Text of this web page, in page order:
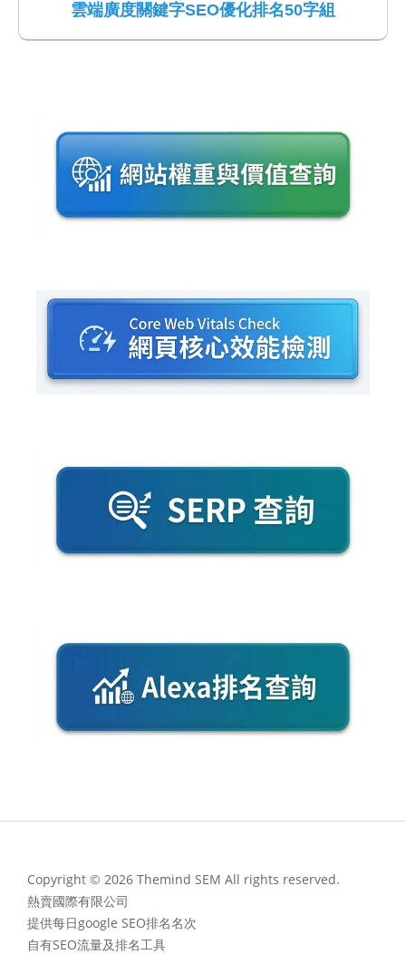
雲端廣度關鍵字SEO優化排名50字組
Copyright © 2026 Themind SEM All rights reserved.
熱賣國際有限公司
提供每日google SEO排名名次
自有SEO流量及排名工具